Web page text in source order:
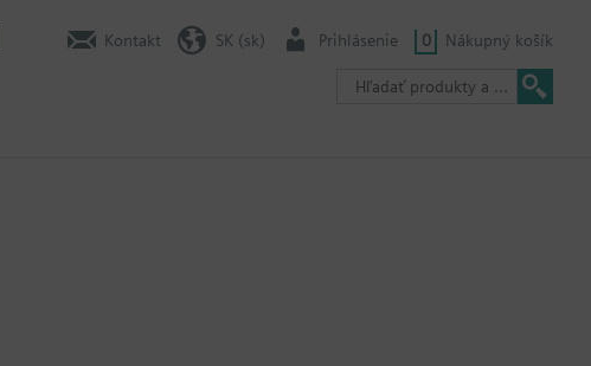
Kontakt SK (sk) Prihlásenie 0 Nákupný košík